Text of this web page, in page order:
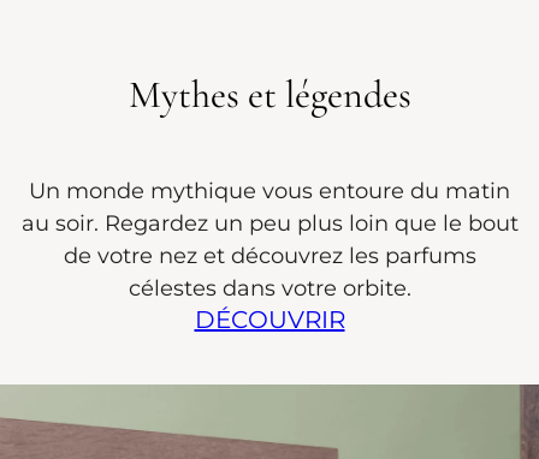
Mythes et légendes
Un monde mythique vous entoure du matin
au soir. Regardez un peu plus loin que le bout
de votre nez et découvrez les parfums
célestes dans votre orbite.
DÉCOUVRIR